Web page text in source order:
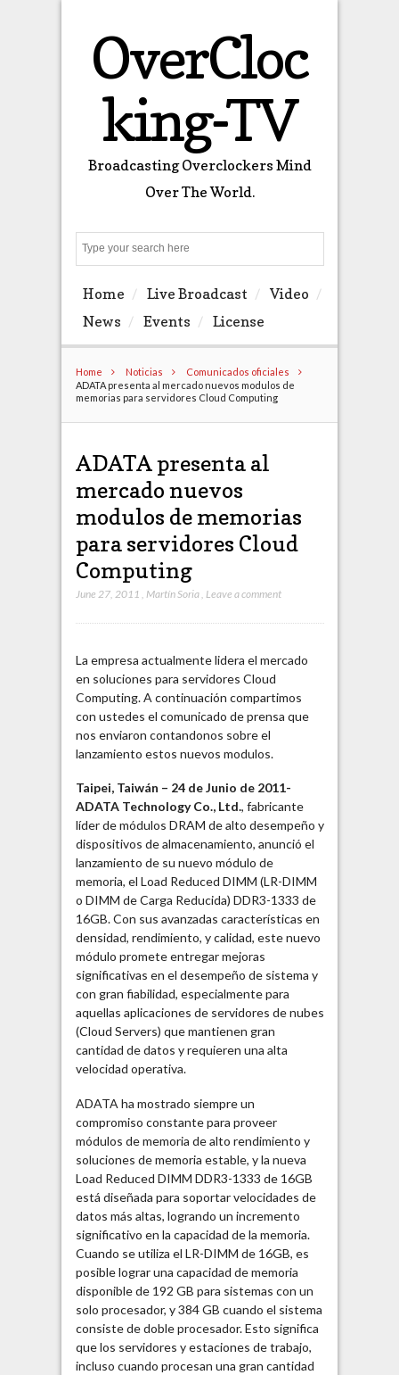
OverCloc
king-TV
Broadcasting Overclockers Mind
Over The World.
Home Live Broadcast
Video
News
Events License
Home Noticias
Comunicados oficiales
ADATA presenta al mercado nuevos modulos de
memorias para servidores Cloud Computing
ADATA presenta al
mercado nuevos
modulos de memorias
para servidores Cloud
Computing
June 27, 2011 Martín Soria, Leave a comment
La empresa actualmente lidera el mercado
en soluciones para servidores Cloud
Computing. A continuación compartimos
con ustedes el comunicado de prensa que
nos enviaron contandonos sobre el
lanzamiento estos nuevos modulos.
Taipei, Taiwán – 24 de Junio de 2011-
ADATA Technology Co., Ltd., fabricante
líder de módulos DRAM de alto desempeño y
dispositivos de almacenamiento, anunció el
lanzamiento de su nuevo módulo de
memoria, el Load Reduced DIMM (LR-DIMM
o DIMM de Carga Reducida) DDR3-1333 de
16GB. Con sus avanzadas características en
densidad, rendimiento, y calidad, este nuevo
módulo promete entregar mejoras
significativas en el desempeño de sistema y
con gran fiabilidad, especialmente para
aquellas aplicaciones de servidores de nubes
(Cloud Servers) que mantienen gran
cantidad de datos y requieren una alta
velocidad operativa.
ADATA ha mostrado siempre un
compromiso constante para proveer
módulos de memoria de alto rendimiento y
soluciones de memoria estable, y la nueva
Load Reduced DIMM DDR3-1333 de 16GB
está diseñada para soportar velocidades de
datos más altas, logrando un incremento
significativo en la capacidad de la memoria.
Cuando se utiliza el LR-DIMM de 16GB, es
posible lograr una capacidad de memoria
disponible de 192 GB para sistemas con un
solo procesador, y 384 GB cuando el sistema
consiste de doble procesador. Esto significa
que los servidores y estaciones de trabajo,
incluso cuando procesan una gran cantidad